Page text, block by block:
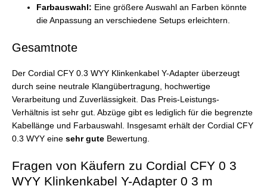
Farbauswahl: Eine größere Auswahl an Farben könnte
die Anpassung an verschiedene Setups erleichtern.
Gesamtnote
Der Cordial CFY 0.3 WYY Klinkenkabel Y-Adapter überzeugt
durch seine neutrale Klangübertragung, hochwertige
Verarbeitung und Zuverlässigkeit. Das Preis-Leistungs-
Verhältnis ist sehr gut. Abzüge gibt es lediglich für die begrenzte
Kabellänge und Farbauswahl. Insgesamt erhält der Cordial CFY
0.3 WYY eine sehr gute Bewertung.
Fragen von Käufern zu Cordial CFY 0 3
WYY Klinkenkabel Y-Adapter 0 3 m